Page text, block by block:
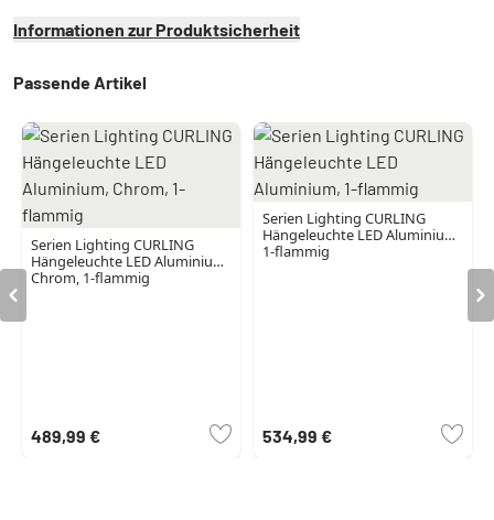
Informationen zur Produktsicherheit
Passende Artikel
Serien Lighting CURLING
Hängeleuchte LED Aluminium,
Chrom, 1-flammig
489,99 €
Serien Lighting CURLING
Hängeleuchte LED Aluminium,
1-flammig
534,99 €